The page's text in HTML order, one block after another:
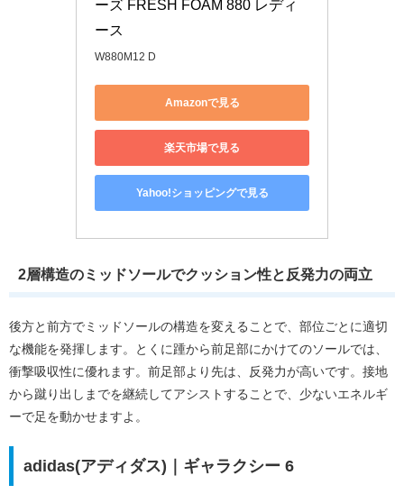
ーズ FRESH FOAM 880 レディ
ース
W880M12 D
Amazonで見る
楽天市場で見る
Yahoo!ショッピングで見る
2層構造のミッドソールでクッション性と反発力の両立
後方と前方でミッドソールの構造を変えることで、部位ごとに適切
な機能を発揮します。とくに踵から前足部にかけてのソールでは、
衝撃吸収性に優れます。前足部より先は、反発力が高いです。接地
から蹴り出しまでを継続してアシストすることで、少ないエネルギ
ーで足を動かせますよ。
adidas(アディダス)｜ギャラクシー 6